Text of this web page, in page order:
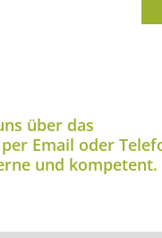
über das
Email oder
und kompetent.